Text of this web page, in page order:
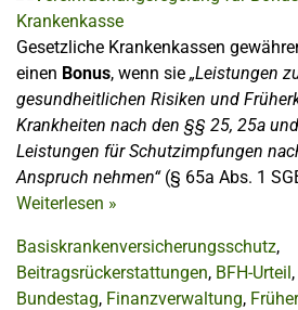
Gesetzliche Krankenkassen
einen Bonus, wenn sie „Leistungen
gesundheitlichen Risiken und
Krankheiten nach den §§ 25, 25a
Leistungen für Schutzimpfungen
Anspruch nehmen“(§ 65a Abs. 1
Weiterlesen »
Basiskrankenversicherungsschutz,
Beitragsrückerstattungen, BFH-Urteil,
Bundestag, Finanzverwaltung,